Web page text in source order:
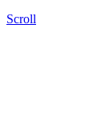
Scroll